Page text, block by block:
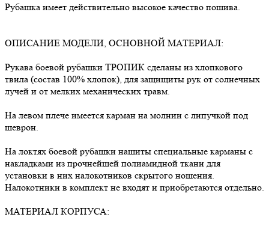
Рубашка имеет действительно высокое качество пошива.
ОПИСАНИЕ МОДЕЛИ, ОСНОВНОЙ МАТЕРИАЛ:
Рукава боевой рубашки ТРОПИК сделаны из хлопкового
твила (состав 100% хлопок), для защищиты рук от солнечных
лучей и от мелких механических травм.
На левом плече имеется карман на молнии с липучкой под
шеврон.
На локтях боевой рубашки нашиты специальные карманы с
накладками из прочнейшей полиамидной ткани для
установки в них налокотников скрытого ношения.
Налокотники в комплект не входят и приобретаются отдельно.
МАТЕРИАЛ КОРПУСА: